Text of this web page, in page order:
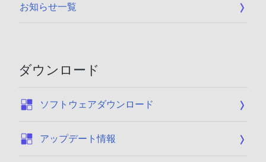
お知らせ一覧
ダウンロード
ソフトウェアダウンロード
アップデート情報